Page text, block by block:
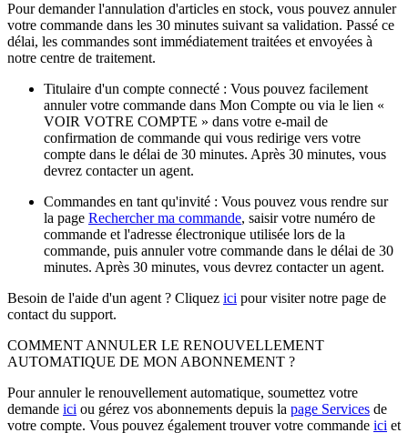
Pour demander l'annulation d'articles en stock, vous pouvez annuler
votre commande dans les 30 minutes suivant sa validation. Passé ce
délai, les commandes sont immédiatement traitées et envoyées à
notre centre de traitement.
Titulaire d'un compte connecté : Vous pouvez facilement
annuler votre commande dans Mon Compte ou via le lien «
VOIR VOTRE COMPTE » dans votre e-mail de
confirmation de commande qui vous redirige vers votre
compte dans le délai de 30 minutes. Après 30 minutes, vous
devrez contacter un agent.
Commandes en tant qu'invité : Vous pouvez vous rendre sur
la page Rechercher ma commande, saisir votre numéro de
commande et l'adresse électronique utilisée lors de la
commande, puis annuler votre commande dans le délai de 30
minutes. Après 30 minutes, vous devrez contacter un agent.
Besoin de l'aide d'un agent ? Cliquez ici pour visiter notre page de
contact du support.
COMMENT ANNULER LE RENOUVELLEMENT
AUTOMATIQUE DE MON ABONNEMENT ?
Pour annuler le renouvellement automatique, soumettez votre
demande ici ou gérez vos abonnements depuis la page Services de
votre compte. Vous pouvez également trouver votre commande ici et